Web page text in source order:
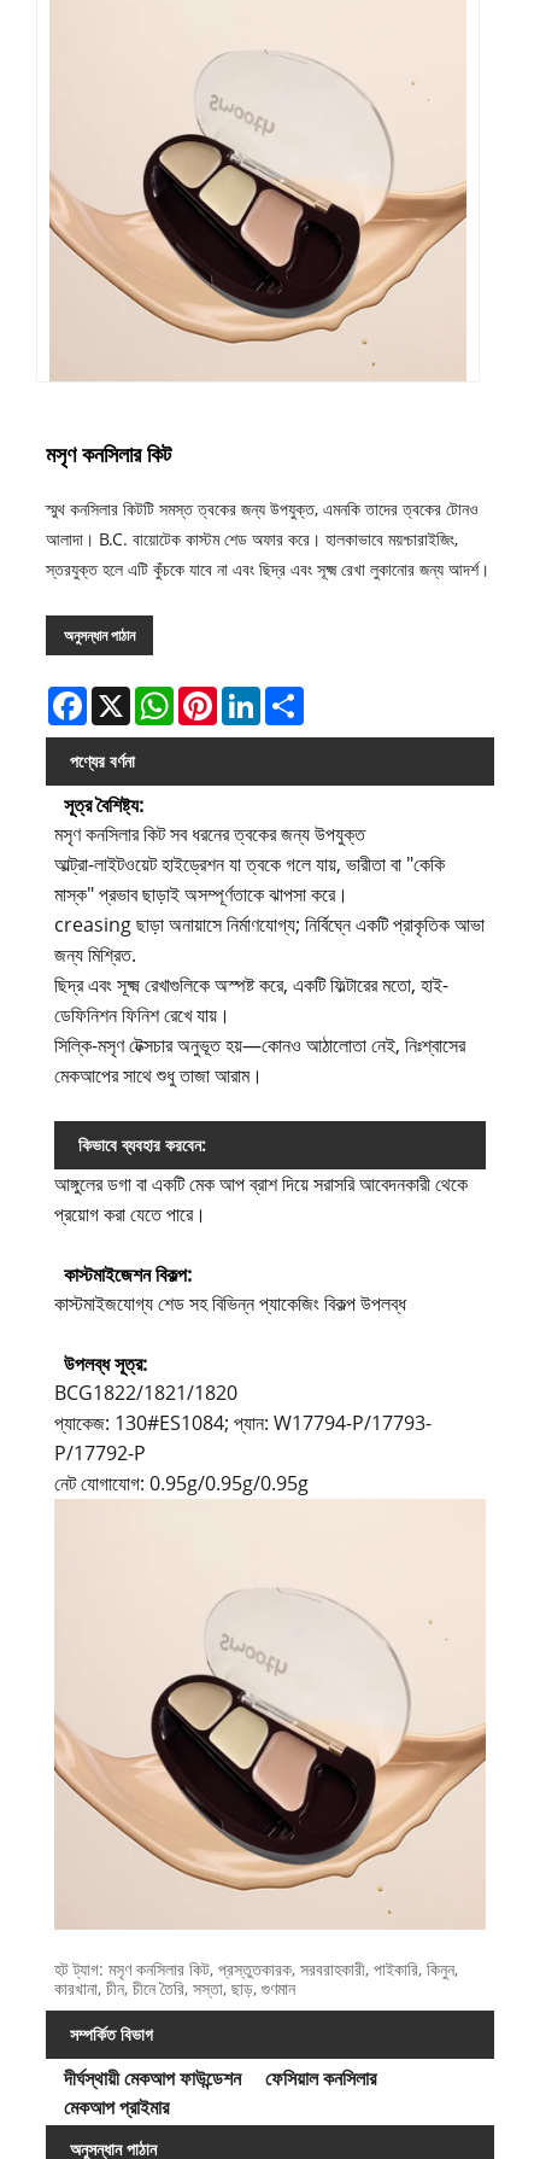
মসৃণ কনসিলার কিট
স্মুথ কনসিলার কিটটি সমস্ত ত্বকের জন্য উপযুক্ত, এমনকি তাদের ত্বকের টোনও
আলাদা। B.C. বায়োটেক কাস্টম শেড অফার করে। হালকাভাবে ময়শ্চারাইজিং,
স্তরযুক্ত হলে এটি কুঁচকে যাবে না এবং ছিদ্র এবং সূক্ষ্ম রেখা লুকানোর জন্য আদর্শ।
অনুসন্ধান পাঠান
Facebook
X WhatsAppPinterestLinkedInShare
পণ্যের বর্ণনা
সূত্র বৈশিষ্ট্য:
মসৃণ কনসিলার কিট সব ধরনের ত্বকের জন্য উপযুক্ত
আল্ট্রা-লাইটওয়েট হাইড্রেশন যা ত্বকে গলে যায়, ভারীতা বা "কেকি
মাস্ক" প্রভাব ছাড়াই অসম্পূর্ণতাকে ঝাপসা করে।
creasing ছাড়া অনায়াসে নির্মাণযোগ্য; নির্বিঘ্নে একটি প্রাকৃতিক আভা
জন্য মিশ্রিত.
ছিদ্র এবং সূক্ষ্ম রেখাগুলিকে অস্পষ্ট করে, একটি ফিল্টারের মতো, হাই-
ডেফিনিশন ফিনিশ রেখে যায়।
সিল্কি-মসৃণ টেক্সচার অনুভূত হয়—কোনও আঠালোতা নেই, নিঃশ্বাসের
মেকআপের সাথে শুধু তাজা আরাম।
কিভাবে ব্যবহার করবেন:
আঙ্গুলের ডগা বা একটি মেক আপ ব্রাশ দিয়ে সরাসরি আবেদনকারী থেকে
প্রয়োগ করা যেতে পারে।
কাস্টমাইজেশন বিকল্প:
কাস্টমাইজযোগ্য শেড সহ বিভিন্ন প্যাকেজিং বিকল্প উপলব্ধ
উপলব্ধ সূত্র:
BCG1822/1821/1820
প্যাকেজ: 130#ES1084; প্যান: W17794-P/17793-
P/17792-P
নেট যোগাযোগ: 0.95g/0.95g/0.95g
হট ট্যাগ: মসৃণ কনসিলার কিট, প্রস্তুতকারক, সরবরাহকারী, পাইকারি, কিনুন,
কারখানা, চীন, চীনে তৈরি, সস্তা, ছাড়, গুণমান
সম্পর্কিত বিভাগ
দীর্ঘস্থায়ী মেকআপ ফাউন্ডেশন
ফেসিয়াল কনসিলার
মেকআপ প্রাইমার
অনুসন্ধান পাঠান